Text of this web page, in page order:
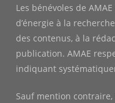
Les bénévoles de
d’énergie à la
des contenus, à la
publication. AMAE
indiquant
Sauf mention